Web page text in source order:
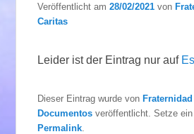
Veröffentlicht am28/02/2021 von
Caritas
Leider ist der Eintrag nur auf
Dieser Eintrag wurde von
Documentos veröffentlicht. Setze
Permalink